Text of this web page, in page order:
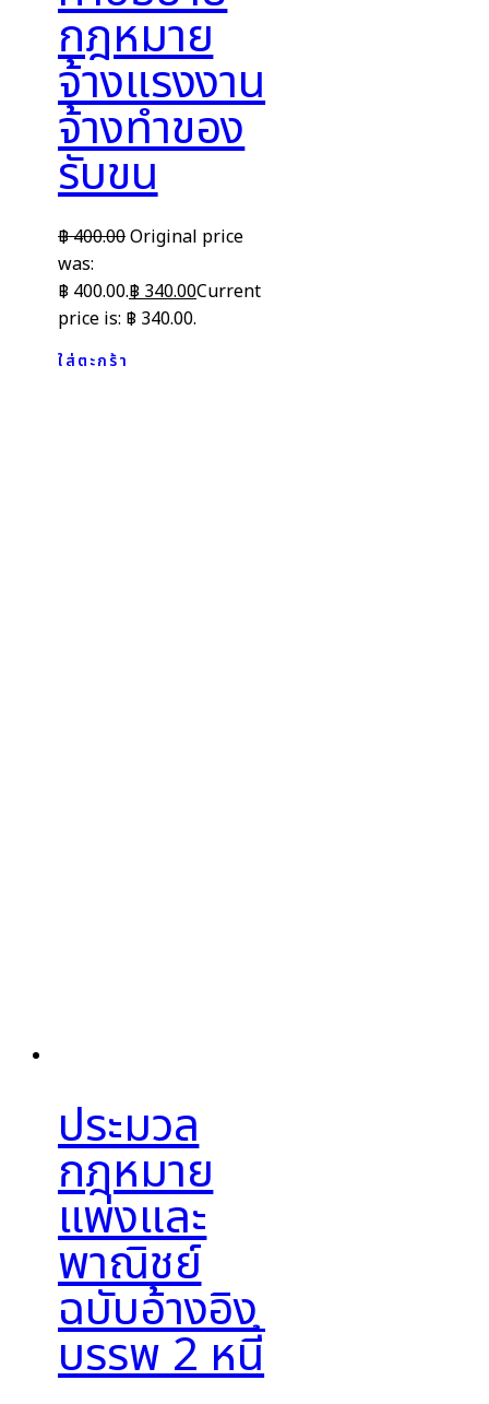
กฎหมาย
จ้างแรงงาน
จ้างทำของ
รับขน
฿400.00Original price
was:
฿ 400.00.฿340.00Current
price is: ฿ 340.00.
ใส่ตะกร้า
ประมวล
กฎหมาย
แพ่งและ
พาณิชย์
ฉบับอ้างอิง
บรรพ 2 หนี้